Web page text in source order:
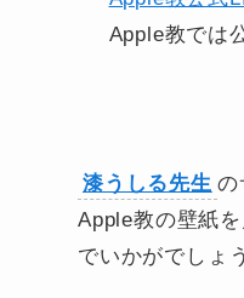
Apple教では
漆うしる先生 の
Apple教の壁紙
でいかがでしょ